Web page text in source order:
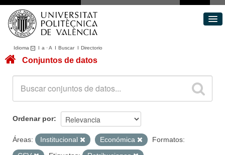
Idioma I a ·A I BuscarI Directorio
Conjuntos de datos
Acerca de
Portal de Transparencia
Conjuntos de datos
Ordenar por
Áreas: Institucional Económica
Formatos: